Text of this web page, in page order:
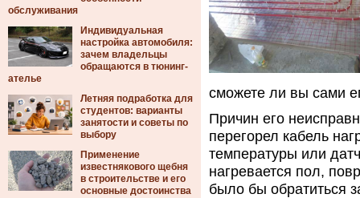
обслуживания
Индивидуальная
настройка автомобиля:
зачем владельцы
обращаются в тюнинг-
ателье
Летняя подработка для
студентов: варианты
занятости и советы по
выбору
Применение
известнякового щебня
в строительстве и его
основные достоинства
сможете ли вы сами
Причин его
перегорел кабель
температуры или
нагревается пол,
было бы обратиться